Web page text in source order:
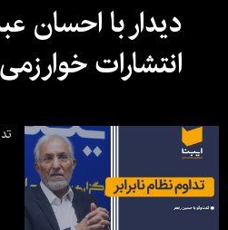
دیدار با احسان
انتشارات خوارزمی